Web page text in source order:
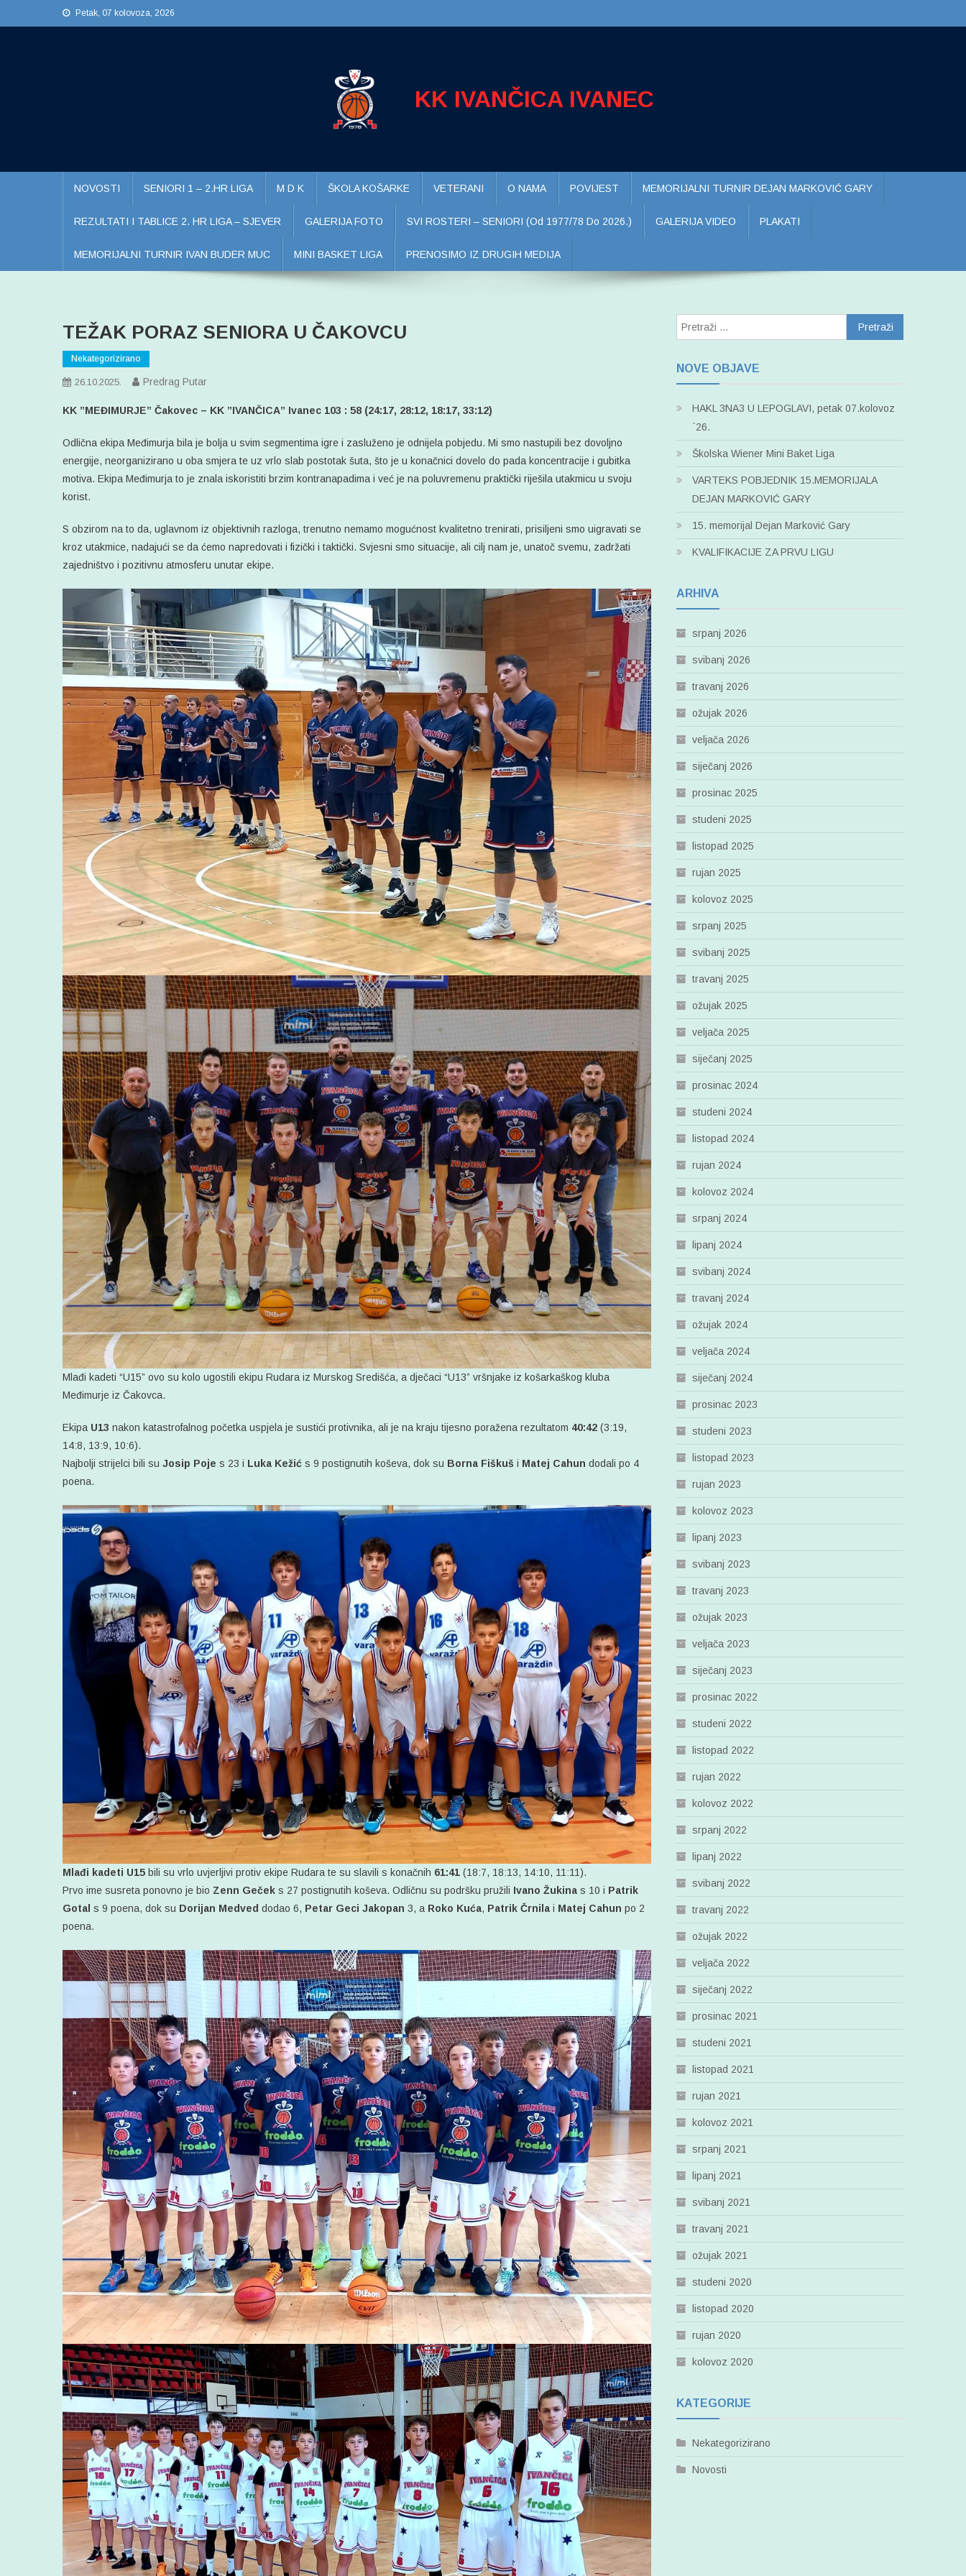
na
Petak, 07 kolovoza, 2026
KK IVANČICA IVANEC
NOVOSTI SENIORI 1 – 2.HR LIGA M D K ŠKOLA KOŠARKE VETERANI O NAMA POVIJEST MEMORIJALNI TURNIR DEJAN MARKOVIĆ GARY
REZULTATI I TABLICE 2. HR LIGA – SJEVER GALERIJA FOTO SVI ROSTERI – SENIORI (od 1977/78 Do 2026.) GALERIJA VIDEO PLAKATI
MEMORIJALNI TURNIR IVAN BUDER MUC MINI BASKET LIGA PRENOSIMO IZ DRUGIH MEDIJA
TEŽAK PORAZ SENIORA U ČAKOVCU
Nekategorizirano
26.10.2025. Predrag Putar
KK ”MEĐIMURJE” Čakovec – KK ”IVANČICA” Ivanec 103 : 58 (24:17, 28:12, 18:17, 33:12)
Odlična ekipa Međimurja bila je bolja u svim segmentima igre i zasluženo je odnijela pobjedu. Mi smo nastupili bez dovoljno
energije, neorganizirano u oba smjera te uz vrlo slab postotak šuta, što je u konačnici dovelo do pada koncentracije i gubitka
motiva. Ekipa Međimurja to je znala iskoristiti brzim kontranapadima i već je na poluvremenu praktički riješila utakmicu u svoju
korist.
S obzirom na to da, uglavnom iz objektivnih razloga, trenutno nemamo mogućnost kvalitetno trenirati, prisiljeni smo uigravati se
kroz utakmice, nadajući se da ćemo napredovati i fizički i taktički. Svjesni smo situacije, ali cilj nam je, unatoč svemu, zadržati
zajedništvo i pozitivnu atmosferu unutar ekipe.
Mlađi kadeti “U15” ovo su kolo ugostili ekipu Rudara iz Murskog Središća, a dječaci “U13” vršnjake iz košarkaškog kluba
Međimurje iz Čakovca.
Ekipa U13 nakon katastrofalnog početka uspjela je sustići protivnika, ali je na kraju tijesno poražena rezultatom 40:42 (3:19,
14:8, 13:9, 10:6).
Najbolji strijelci bili su Josip Poje s 23 i Luka Kežić s 9 postignutih koševa, dok su Borna Fiškuš i Matej Cahun dodali po 4
poena.
Mlađi kadeti U15 bili su vrlo uvjerljivi protiv ekipe Rudara te su slavili s konačnih 61:41 (18:7, 18:13, 14:10, 11:11).
Prvo ime susreta ponovno je bio Zenn Geček s 27 postignutih koševa. Odličnu su podršku pružili Ivano Žukina s 10 i Patrik
Gotal s 9 poena, dok su Dorijan Medved dodao 6, Petar Geci Jakopan 3, a Roko Kuća, Patrik Črnila i Matej Cahun po 2
poena.
Pretraži:
NOVE OBJAVE
HAKL 3NA3 U LEPOGLAVI, petak 07.kolovoz
´26.
Školska Wiener Mini Baket Liga
VARTEKS POBJEDNIK 15.MEMORIJALA
DEJAN MARKOVIĆ GARY
15. memorijal Dejan Marković Gary
KVALIFIKACIJE ZA PRVU LIGU
ARHIVA
srpanj 2026
svibanj 2026
travanj 2026
ožujak 2026
veljača 2026
siječanj 2026
prosinac 2025
studeni 2025
listopad 2025
rujan 2025
kolovoz 2025
srpanj 2025
svibanj 2025
travanj 2025
ožujak 2025
veljača 2025
siječanj 2025
prosinac 2024
studeni 2024
listopad 2024
rujan 2024
kolovoz 2024
srpanj 2024
lipanj 2024
svibanj 2024
travanj 2024
ožujak 2024
veljača 2024
siječanj 2024
prosinac 2023
studeni 2023
listopad 2023
rujan 2023
kolovoz 2023
lipanj 2023
svibanj 2023
travanj 2023
ožujak 2023
veljača 2023
siječanj 2023
prosinac 2022
studeni 2022
listopad 2022
rujan 2022
kolovoz 2022
srpanj 2022
lipanj 2022
svibanj 2022
travanj 2022
ožujak 2022
veljača 2022
siječanj 2022
prosinac 2021
studeni 2021
listopad 2021
rujan 2021
kolovoz 2021
srpanj 2021
lipanj 2021
svibanj 2021
travanj 2021
ožujak 2021
studeni 2020
listopad 2020
rujan 2020
kolovoz 2020
KATEGORIJE
Nekategorizirano
Novosti